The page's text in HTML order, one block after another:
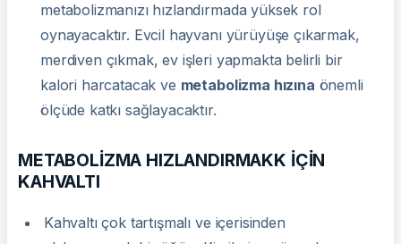
metabolizmanızı hızlandırmada yüksek rol
oynayacaktır. Evcil hayvanı yürüyüşe çıkarmak,
merdiven çıkmak, ev işleri yapmakta belirli bir
kalori harcatacak ve metabolizma hızına önemli
ölçüde katkı sağlayacaktır.
METABOLİZMA HIZLANDIRMAKK İÇİN
KAHVALTI
Kahvaltı çok tartışmalı ve içerisinden